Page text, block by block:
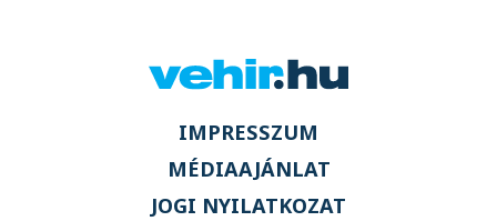
IMPRESSZUM
MÉDIAAJÁNLAT
JOGI NYILATKOZAT